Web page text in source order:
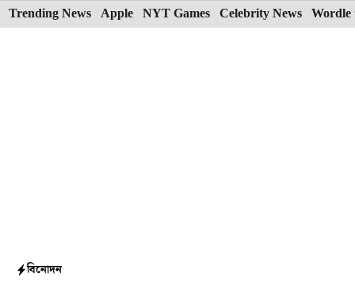
Skip
to
Trending News Apple NYT Games Celebrity News Wordle
বিনোদন